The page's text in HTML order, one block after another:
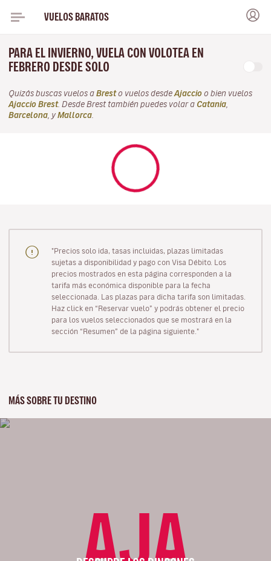
VUELOS BARATOS
PARA EL INVIERNO, VUELA CON VOLOTEA EN
FEBRERO DESDE SOLO
Quizás buscas vuelos a Bresto vuelos desde Ajaccio o bien vuelos
Ajaccio Brest. Desde Brest también puedes volar a Catania
Barcelona , y Mallorca
"Precios solo ida, tasas incluidas, plazas limitadas
sujetas a disponibilidad y pago con Visa Débito. Los
precios mostrados en esta página corresponden a la
tarifa más económica disponible para la fecha
seleccionada. Las plazas para dicha tarifa son limitadas.
Haz click en “Reservar vuelo” y podrás obtener el precio
para los vuelos seleccionados que se mostrará en la
sección “Resumen” de la página siguiente."
MÁS SOBRE TU DESTINO
AJA